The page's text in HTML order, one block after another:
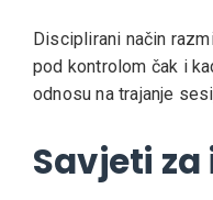
Disciplirani način
pod kontrolom čak i
odnosu na trajanje
Savjeti